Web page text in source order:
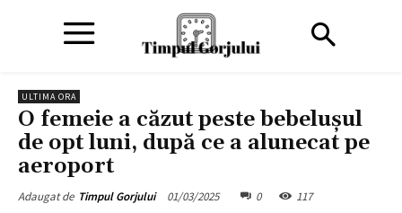
ULTIMA ORA
O femeie a căzut peste bebelușul
de opt luni, după ce a alunecat pe
aeroport
Adaugat de Timpul Gorjului 01/03/2025 0 117